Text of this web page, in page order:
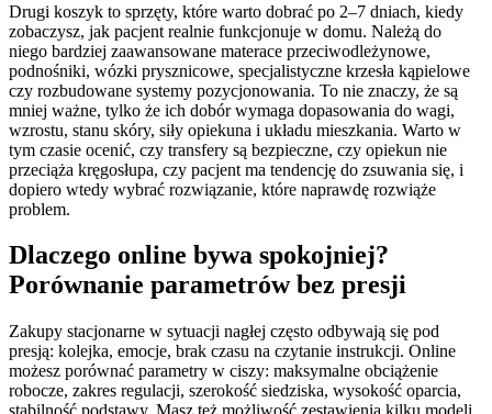
Drugi koszyk to sprzęty, które warto dobrać po 2–7 dniach, kiedy
zobaczysz, jak pacjent realnie funkcjonuje w domu. Należą do
niego bardziej zaawansowane materace przeciwodleżynowe,
podnośniki, wózki prysznicowe, specjalistyczne krzesła kąpielowe
czy rozbudowane systemy pozycjonowania. To nie znaczy, że są
mniej ważne, tylko że ich dobór wymaga dopasowania do wagi,
wzrostu, stanu skóry, siły opiekuna i układu mieszkania. Warto w
tym czasie ocenić, czy transfery są bezpieczne, czy opiekun nie
przeciąża kręgosłupa, czy pacjent ma tendencję do zsuwania się, i
dopiero wtedy wybrać rozwiązanie, które naprawdę rozwiąże
problem.
Dlaczego online bywa spokojniej?
Porównanie parametrów bez presji
Zakupy stacjonarne w sytuacji nagłej często odbywają się pod
presją: kolejka, emocje, brak czasu na czytanie instrukcji. Online
możesz porównać parametry w ciszy: maksymalne obciążenie
robocze, zakres regulacji, szerokość siedziska, wysokość oparcia,